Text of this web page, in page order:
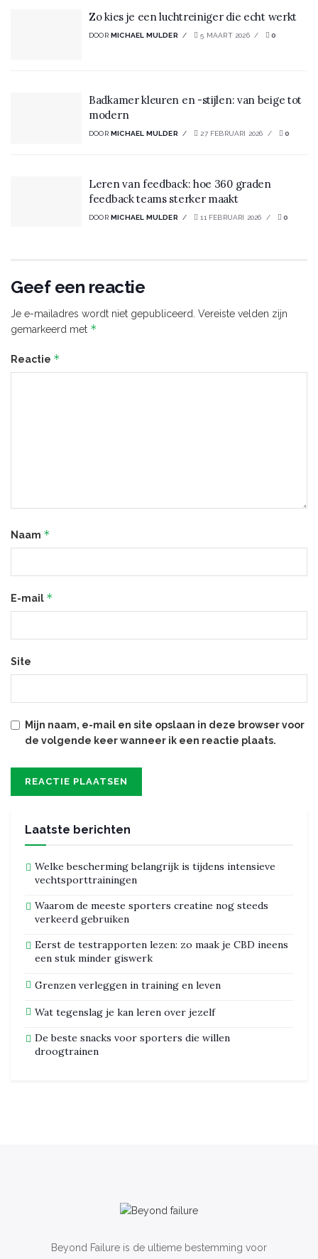
Zo kies je een luchtreiniger die echt werkt
DOOR MICHAEL MULDER 5 MAART 2026 0
Badkamer kleuren en -stijlen: van beige tot
modern
DOOR MICHAEL MULDER 27 FEBRUARI 2026 0
Leren van feedback: hoe 360 graden
feedback teams sterker maakt
DOOR MICHAEL MULDER 11 FEBRUARI 2026 0
Geef een reactie
Je e-mailadres wordt niet gepubliceerd. Vereiste velden zijn
gemarkeerd met *
Reactie *
Naam *
E-mail *
Site
Mijn naam, e-mail en site opslaan in deze browser voor
de volgende keer wanneer ik een reactie plaats.
Laatste berichten
Welke bescherming belangrijk is tijdens intensieve
vechtsporttrainingen
Waarom de meeste sporters creatine nog steeds
verkeerd gebruiken
Eerst de testrapporten lezen: zo maak je CBD ineens
een stuk minder giswerk
Grenzen verleggen in training en leven
Wat tegenslag je kan leren over jezelf
De beste snacks voor sporters die willen
droogtrainen
Beyond Failure is de ultieme bestemming voor